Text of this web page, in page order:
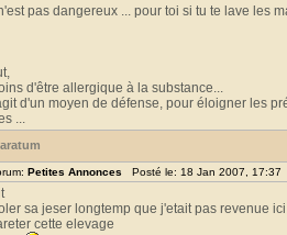
pas dangereux ... pour toi si tu te lave les
d'être allergique à la substance...
d'un moyen de défense, pour éloigner les
...
Petites Annonces Posté le: 18 Jan 2007,
sa jeser longtemp que j'etait pas revenue
cette elevage